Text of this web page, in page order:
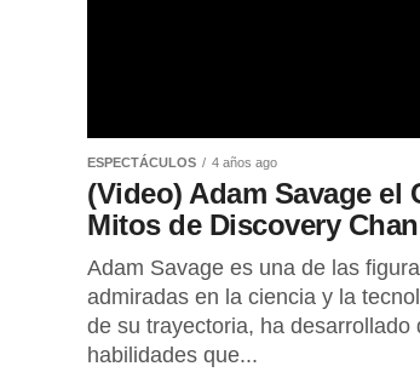
ESPECTÁCULOS 4 años ago
(Video) Adam Savage el
Mitos de Discovery
Adam Savage es una de las
admiradas en la ciencia y la
de su trayectoria, ha desarrollado
habilidades que...